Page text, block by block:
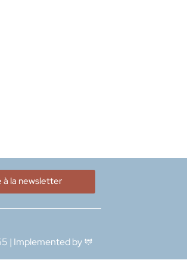
à la newsletter
| Implemented by